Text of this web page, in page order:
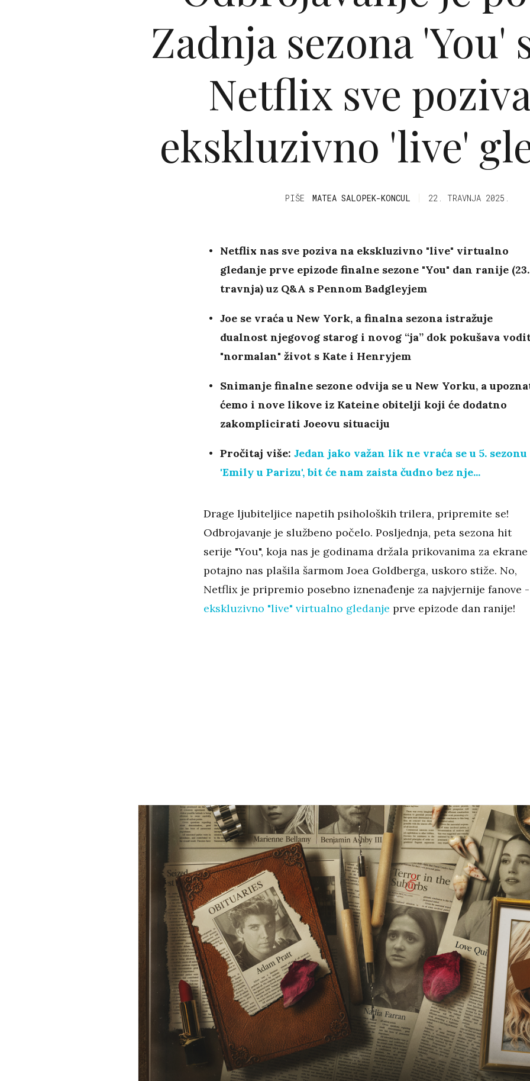
Zadnja sezona 'You'
Netflix sve
ekskluzivno 'live'
PIŠE MATEA SALOPEK-KONCUL 22. TRAVNJA 2025.
Netflix nas sve poziva na ekskluzivno "live" virtualno
gledanje prve epizode finalne sezone "You" dan ranije (23.
travnja) uz Q&A s Pennom Badgleyjem
Joe se vraća u New York, a finalna sezona istražuje
dualnost njegovog starog i novog “ja” dok pokušava
"normalan" život s Kate i Henryjem
Snimanje finalne sezone odvija se u New Yorku, a
ćemo i nove likove iz Kateine obitelji koji će dodatno
zakomplicirati Joeovu situaciju
Pročitaj više: Jedan jako važan lik ne vraća se u 5. sezonu
'Emily u Parizu', bit će nam zaista čudno bez nje...
Drage ljubiteljice napetih psiholoških trilera, pripremite se!
Odbrojavanje je službeno počelo. Posljednja, peta sezona hit
serije "You", koja nas je godinama držala prikovanima za
potajno nas plašila šarmom Joea Goldberga, uskoro stiže. No,
Netflix je pripremio posebno iznenađenje za najvjernije fanove -
ekskluzivno "live" virtualno gledanje prve epizode dan ranije!